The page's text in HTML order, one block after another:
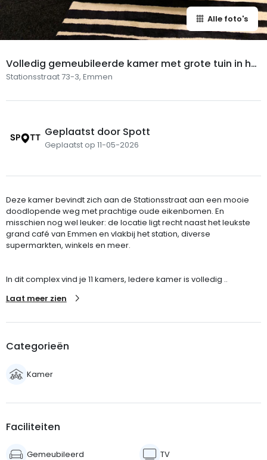
Alle foto's
Volledig gemeubileerde kamer met grote tuin in he
t centrum van Emmen
Stationsstraat 73-3, Emmen
Geplaatst door Spott
Geplaatst op 11-05-2026
Deze kamer bevindt zich aan de Stationsstraat aan een mooie
doodlopende weg met prachtige oude eikenbomen. En
misschien nog wel leuker: de locatie ligt recht naast het leukste
grand café van Emmen en vlakbij het station, diverse
supermarkten, winkels en meer.
In dit complex vind je 11 kamers, Iedere kamer is volledig ..
Laat meer zien
Categorieën
Kamer
Faciliteiten
Gemeubileerd TV